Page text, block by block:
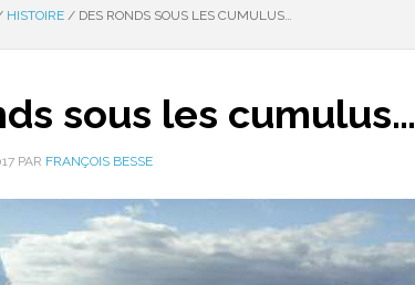
HISTOIRE / DES RONDS SOUS LES CUMULUS…
sous les cumulus…
PAR FRANÇOIS BESSE